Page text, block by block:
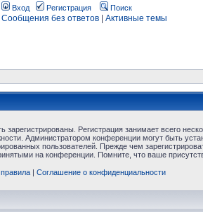
Вход Регистрация Поиск
Сообщения без ответов Активные темы
Регистрация занимает всего
Администратором конференции могут быть
пользователей. Прежде чем
на конференции. Помните, что ваше
| Соглашение о конфиденциальности